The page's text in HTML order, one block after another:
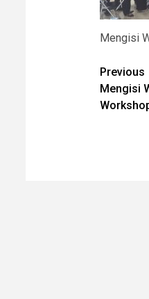
Mengisi
Post
Previous
Mengisi